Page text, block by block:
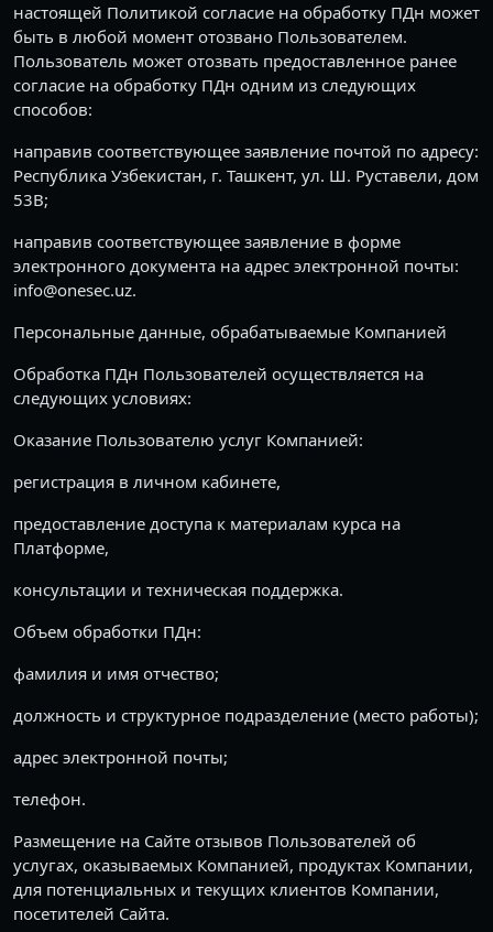
настоящей Политикой согласие на обработку ПДн может
быть в любой момент отозвано Пользователем.
Пользователь может отозвать предоставленное ранее
согласие на обработку ПДн одним из следующих
способов:
направив соответствующее заявление почтой по адресу:
Республика Узбекистан, г. Ташкент, ул. Ш. Руставели, дом
53B;
направив соответствующее заявление в форме
электронного документа на адрес электронной почты:
info@onesec.uz.
Персональные данные, обрабатываемые Компанией
Обработка ПДн Пользователей осуществляется на
следующих условиях:
Оказание Пользователю услуг Компанией:
регистрация в личном кабинете,
предоставление доступа к материалам курса на
Платформе,
консультации и техническая поддержка.
Объем обработки ПДн:
фамилия и имя отчество;
должность и структурное подразделение (место работы);
адрес электронной почты;
телефон.
Размещение на Сайте отзывов Пользователей об
услугах, оказываемых Компанией, продуктах Компании,
для потенциальных и текущих клиентов Компании,
посетителей Сайта.